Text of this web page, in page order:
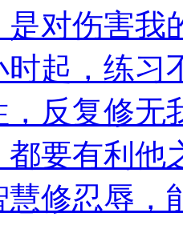
对伤害我
时起，练习
，反复修无
都要有利他
慧修忍辱，